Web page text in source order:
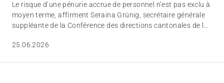
Le risque d’une pénurie accrue de personnel n’est pas exclu à
moyen terme, affirment Seraina Grünig, secrétaire générale
suppléante de la Conférence des directions cantonales de la
Conférence des directions cantonales des affaires sociales
25.06.2026